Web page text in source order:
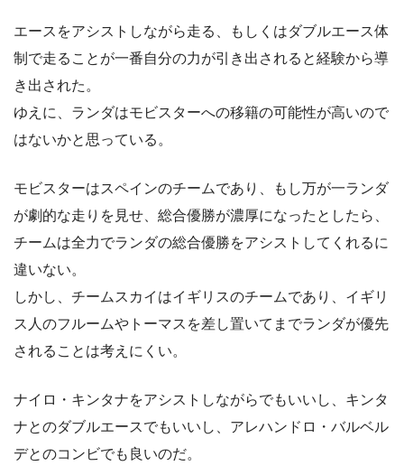
エースをアシストしながら走る、もしくはダブルエース体
制で走ることが一番自分の力が引き出されると経験から導
き出された。
ゆえに、ランダはモビスターへの移籍の可能性が高いので
はないかと思っている。
モビスターはスペインのチームであり、もし万が一ランダ
が劇的な走りを見せ、総合優勝が濃厚になったとしたら、
チームは全力でランダの総合優勝をアシストしてくれるに
違いない。
しかし、チームスカイはイギリスのチームであり、イギリ
ス人のフルームやトーマスを差し置いてまでランダが優先
されることは考えにくい。
ナイロ・キンタナをアシストしながらでもいいし、キンタ
ナとのダブルエースでもいいし、アレハンドロ・バルベル
デとのコンビでも良いのだ。